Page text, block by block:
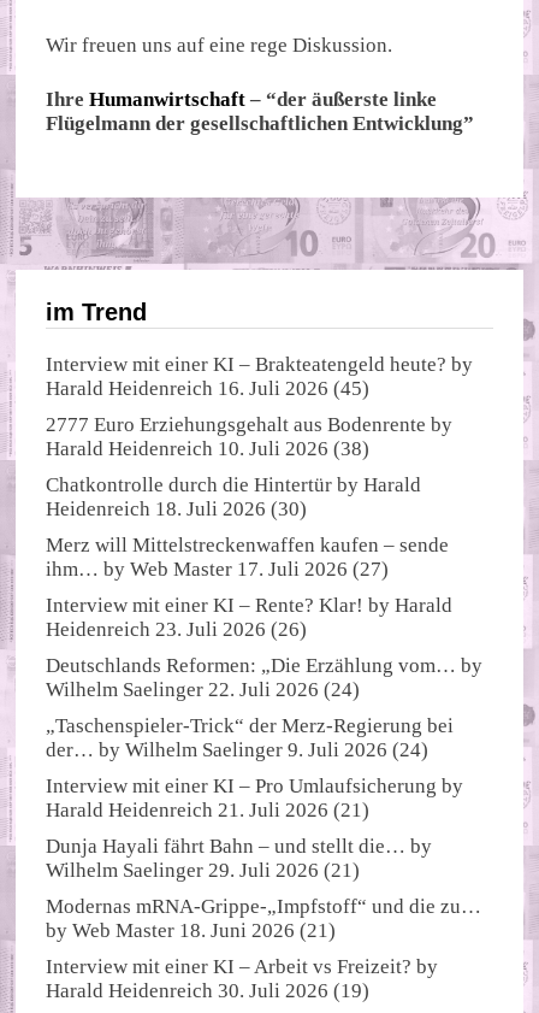
Wir freuen uns auf eine rege Diskussion.
IhreHumanwirtschaft – “der äußerste linke
Flügelmann der gesellschaftlichen Entwicklung”
im Trend
Interview mit einer KI – Brakteatengeld heute? by
Harald Heidenreich 16. Juli 2026 (45)
2777 Euro Erziehungsgehalt aus Bodenrente by
Harald Heidenreich 10. Juli 2026 (38)
Chatkontrolle durch die Hintertür byHarald
Heidenreich 18. Juli 2026 (30)
Merz will Mittelstreckenwaffen kaufen – sende
ihm… byWeb Master 17. Juli 2026 (27)
Interview mit einer KI – Rente? Klar! byHarald
Heidenreich 23. Juli 2026 (26)
Deutschlands Reformen: „Die Erzählung vom… by
Wilhelm Saelinger 22. Juli 2026 (24)
„Taschenspieler-Trick“ der Merz-Regierung bei
der… byWilhelm Saelinger 9. Juli 2026 (24)
Interview mit einer KI – Pro Umlaufsicherung by
Harald Heidenreich 21. Juli 2026 (21)
Dunja Hayali fährt Bahn – und stellt die… by
Wilhelm Saelinger 29. Juli 2026 (21)
Modernas mRNA-Grippe-„Impfstoff“ und die zu…
byWeb Master 18. Juni 2026 (21)
Interview mit einer KI – Arbeit vs Freizeit? by
Harald Heidenreich 30. Juli 2026 (19)